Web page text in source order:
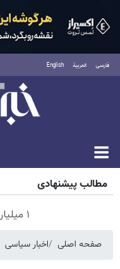
فارسی العربية English
جمعه ۱۶ مرداد ۱۴۰۵
مطالب پیشنهادی
۱ میلیارد اعتبار خرید طلا | بدون ضامن و چک
صفحه اصلی اخبار سیاسی